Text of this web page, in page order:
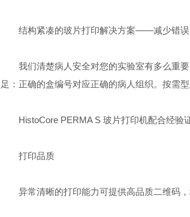
结构紧凑的玻片打印解决方案——减少错误
我们清楚病人安全对您的实验室有多么重要
足：正确的盒编号对应正确的病人组织。按需
HistoCore PERMA S 玻片打印机配合经验证
打印品质
异常清晰的打印能力可提供高品质二维码，